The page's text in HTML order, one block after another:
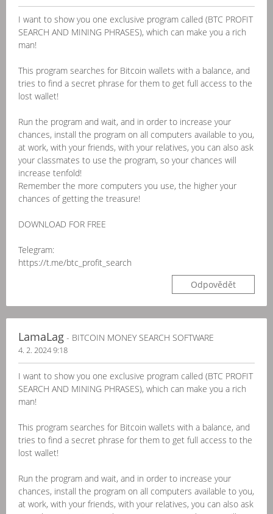
I want to show you one exclusive program called (BTC PROFIT
SEARCH AND MINING PHRASES), which can make you a rich
man!
This program searches for Bitcoin wallets with a balance, and
tries to find a secret phrase for them to get full access to the
lost wallet!
Run the program and wait, and in order to increase your
chances, install the program on all computers available to you,
at work, with your friends, with your relatives, you can also ask
your classmates to use the program, so your chances will
increase tenfold!
Remember the more computers you use, the higher your
chances of getting the treasure!
DOWNLOAD FOR FREE
Telegram:
https://t.me/btc_profit_search
Odpovědět
LamaLag - BITCOIN MONEY SEARCH SOFTWARE
4. 2. 2024 9:18
I want to show you one exclusive program called (BTC PROFIT
SEARCH AND MINING PHRASES), which can make you a rich
man!
This program searches for Bitcoin wallets with a balance, and
tries to find a secret phrase for them to get full access to the
lost wallet!
Run the program and wait, and in order to increase your
chances, install the program on all computers available to you,
at work, with your friends, with your relatives, you can also ask